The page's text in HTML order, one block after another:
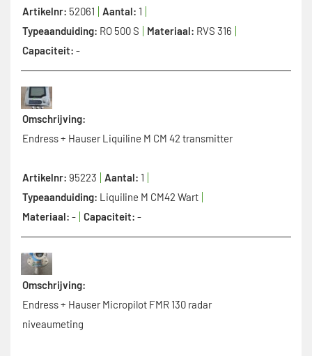
Artikelnr: 52061 Aantal: 1
Typeaanduiding: RO 500 S Materiaal: RVS 316
Capaciteit: -
Omschrijving:
Endress + Hauser Liquiline M CM 42 transmitter
Artikelnr: 95223 Aantal: 1
Typeaanduiding: Liquiline M CM42 Wart
Materiaal: - Capaciteit: -
Omschrijving:
Endress + Hauser Micropilot FMR 130 radar
niveaumeting